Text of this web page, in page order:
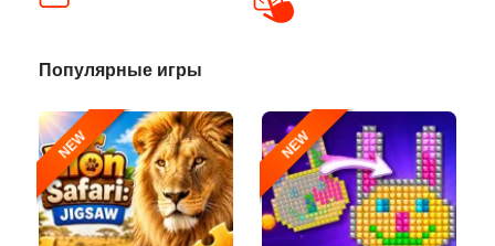
Популярные игры
NEW NEW